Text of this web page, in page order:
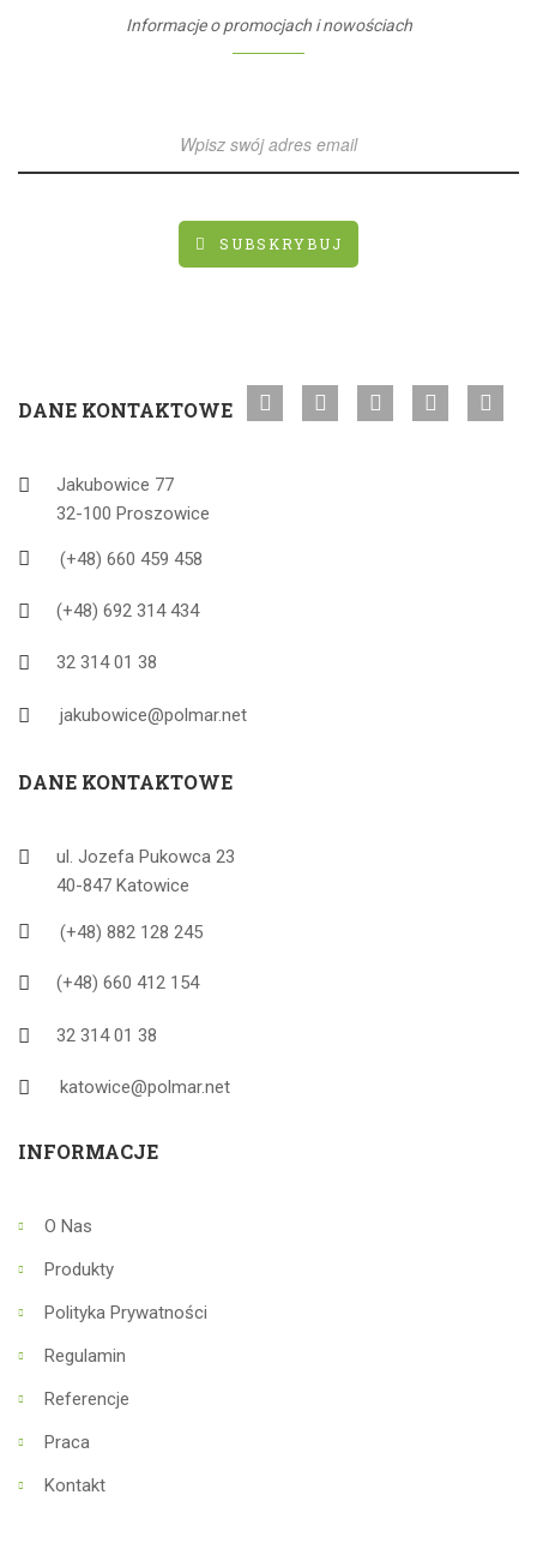
Informacje o promocjach i nowościach
SUBSKRYBUJ
DANE KONTAKTOWE
Jakubowice 77
32-100 Proszowice
(+48) 660 459 458
(+48) 692 314 434
32 314 01 38
jakubowice@polmar.net
DANE KONTAKTOWE
ul. Jozefa Pukowca 23
40-847 Katowice
(+48) 882 128 245
(+48) 660 412 154
32 314 01 38
katowice@polmar.net
INFORMACJE
O Nas
Produkty
Polityka Prywatności
Regulamin
Referencje
Praca
Kontakt